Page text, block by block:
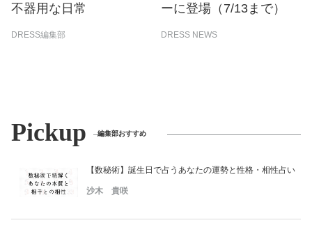
不器用な日常
DRESS編集部
ーに登場（7/13まで）
DRESS NEWS
Pickup 編集部おすすめ
【数秘術】誕生日で占うあなたの運勢と性格・相性占い
沙木 貴咲